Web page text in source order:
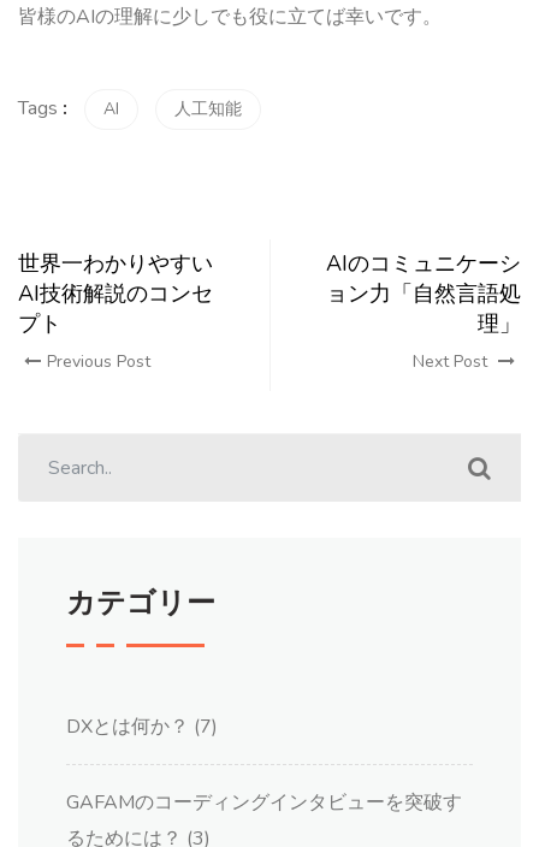
皆様のAIの理解に少しでも役に立てば幸いです。
Tags : AI 人工知能
世界一わかりやすい
AI技術解説のコンセ
プト
Previous Post
AIのコミュニケーシ
ョン力「自然言語処
理」
Next Post
カテゴリー
DXとは何か？ (7)
GAFAMのコーディングインタビューを突破す
るためには？ (3)